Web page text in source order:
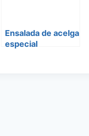
Ensalada de acelga
especial